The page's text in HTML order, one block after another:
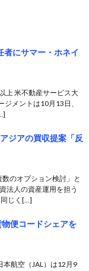
者にサマー・ホネイ
上 米不動産サービス大
ジメントは10月13日、
ジアの買収提案「反
のオプション検討」と
法人の資産運用を担う
じく[…]
便コードシェアを
本航空（JAL）は12月9